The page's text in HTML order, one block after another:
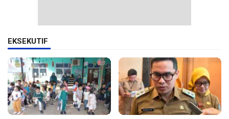
EKSEKUTIF